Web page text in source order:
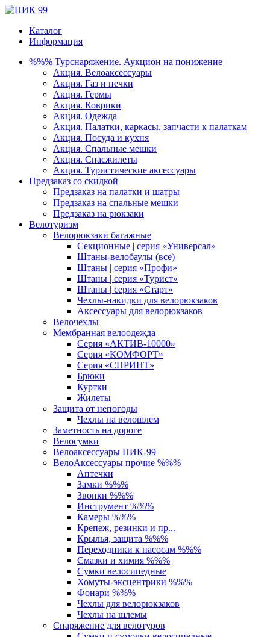
Каталог
Информация
%%% Турснаряжение. Аукцион на понижение
Акция. Велоаксессуары
Акция. Газ и печки
Акция. Гермы
Акция. Коврики
Акция. Одежда
Акция. Палатки, каркасы, запчасти к палаткам
Акция. Посуда и кухня
Акция. Спальные мешки
Акция. Спасжилеты
Акция. Туристические аксессуары
Предзаказ со скидкой
Предзаказ на палатки и шатры
Предзаказ на спальные мешки
Предзаказ на рюкзаки
Велотуризм
Велорюкзаки багажные
Секционные | серия «Универсал»
Штаны-велобаулы (все)
Штаны | серия «Профи»
Штаны | серия «Турист»
Штаны | серия «Старт»
Чехлы-накидки для велорюкзаков
Аксессуары для велорюкзаков
Велочехлы
Мембранная велоодежда
Серия «АКТИВ-10000»
Серия «КОМФОРТ»
Серия «СПРИНТ»
Брюки
Куртки
Жилеты
Защита от непогоды
Чехлы на велошлем
Заметность на дороге
Велосумки
Велоаксессуары ПИК-99
ВелоАксессуары прочие %%%
Аптечки
Замки %%%
Звонки %%%
Инструмент %%%
Камеры %%%
Крепеж, резинки и пр...
Крылья, защита %%%
Переходники к насосам %%%
Смазки и химия %%%
Сумки велосипедные
Хомуты-эксцентрики %%%
Фонари %%%
Чехлы для велорюкзаков
Чехлы на шлемы
Снаряжение для велотуров